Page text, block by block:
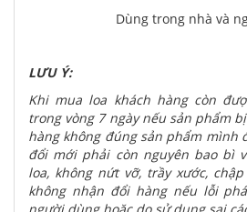
Dùng trong nhà và
LƯU Ý:
Khi mua loa khách hàng còn
trong vòng 7 ngày nếu sản phẩm
hàng không đúng sản phẩm mình
đổi mới phải còn nguyên bao bì
loa, không nứt vỡ, trầy xước,
không nhận đổi hàng nếu lỗi